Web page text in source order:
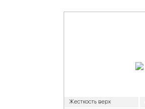
Жесткость верх